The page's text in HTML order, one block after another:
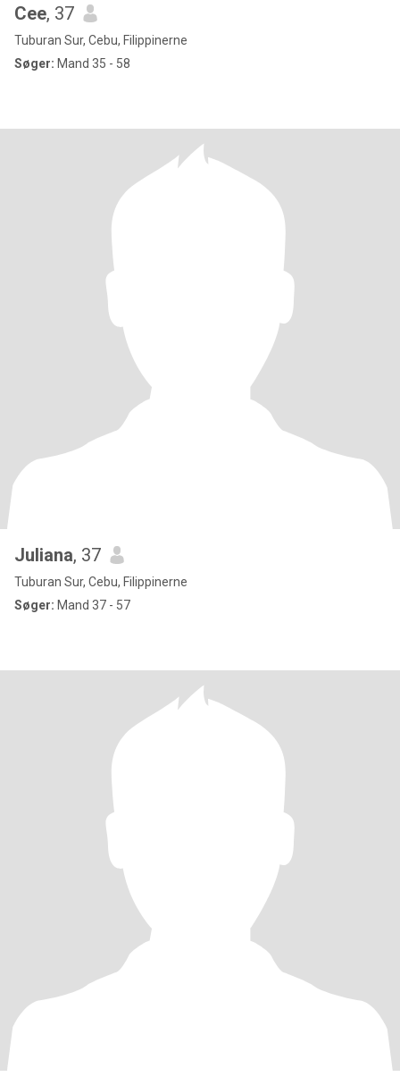
Cee, 37
Tuburan Sur, Cebu, Filippinerne
Søger: Mand 35 - 58
Juliana, 37
Tuburan Sur, Cebu, Filippinerne
Søger: Mand 37 - 57